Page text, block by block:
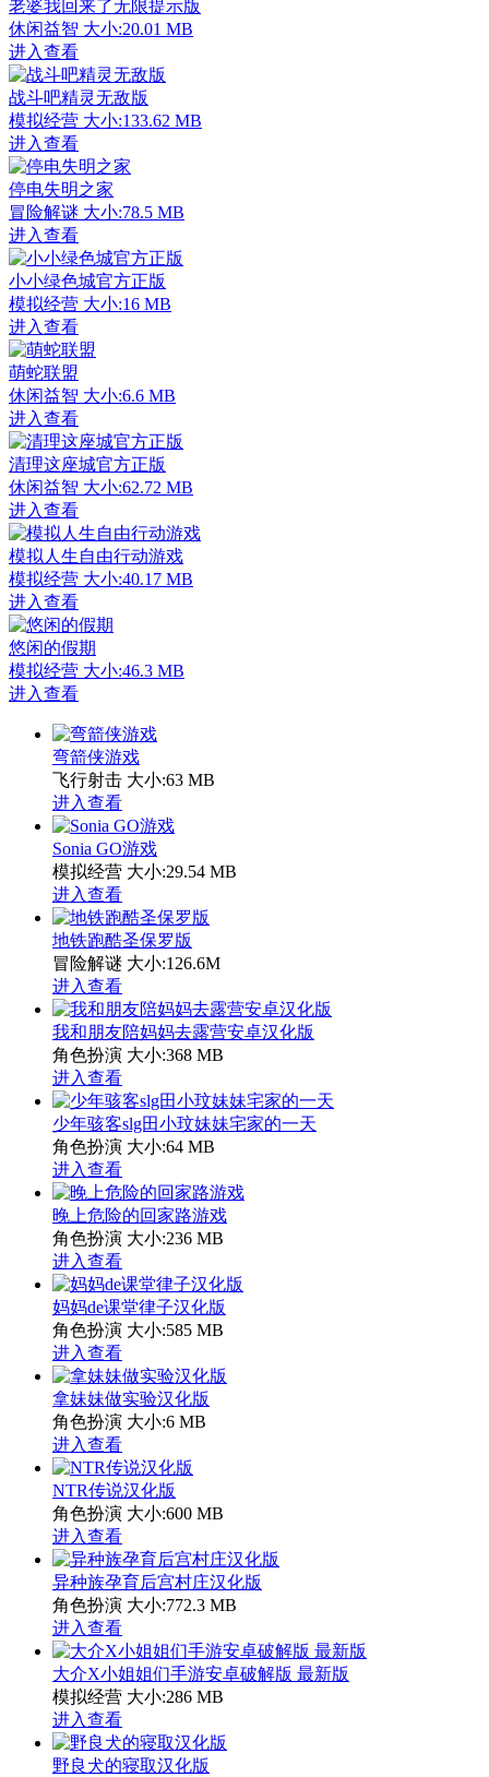
老婆我回来了无限提示版
休闲益智 大小:20.01 MB
进入查看
战斗吧精灵无敌版
模拟经营 大小:133.62 MB
进入查看
停电失明之家
冒险解谜 大小:78.5 MB
进入查看
小小绿色城官方正版
模拟经营 大小:16 MB
进入查看
萌蛇联盟
休闲益智 大小:6.6 MB
进入查看
清理这座城官方正版
休闲益智 大小:62.72 MB
进入查看
模拟人生自由行动游戏
模拟经营 大小:40.17 MB
进入查看
悠闲的假期
模拟经营 大小:46.3 MB
进入查看
弯箭侠游戏
飞行射击 大小:63 MB
进入查看
Sonia GO游戏
模拟经营 大小:29.54 MB
进入查看
地铁跑酷圣保罗版
冒险解谜 大小:126.6M
进入查看
我和朋友陪妈妈去露营安卓汉化版
角色扮演 大小:368 MB
进入查看
少年骇客slg田小玟妹妹宅家的一天
角色扮演 大小:64 MB
进入查看
晚上危险的回家路游戏
角色扮演 大小:236 MB
进入查看
妈妈de课堂律子汉化版
角色扮演 大小:585 MB
进入查看
拿妹妹做实验汉化版
角色扮演 大小:6 MB
进入查看
NTR传说汉化版
角色扮演 大小:600 MB
进入查看
异种族孕育后宫村庄汉化版
角色扮演 大小:772.3 MB
进入查看
大介X小姐姐们手游安卓破解版 最新版
模拟经营 大小:286 MB
进入查看
野良犬的寝取汉化版